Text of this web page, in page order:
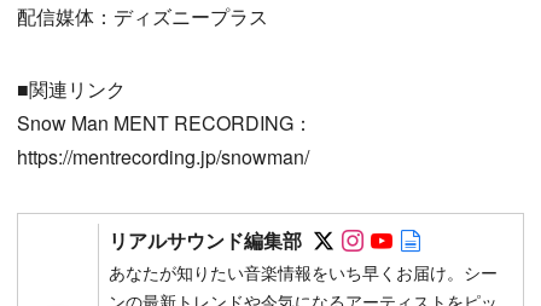
配信媒体：ディズニープラス
■関連リンク
Snow Man MENT RECORDING：
https://mentrecording.jp/snowman/
リアルサウンド編集部 Follow on SNS
Follow on SNS
Follow on
あなたが知りたい音楽情報をいち早くお届け。シー
ンの最新トレンドや今気になるアーティストをピッ